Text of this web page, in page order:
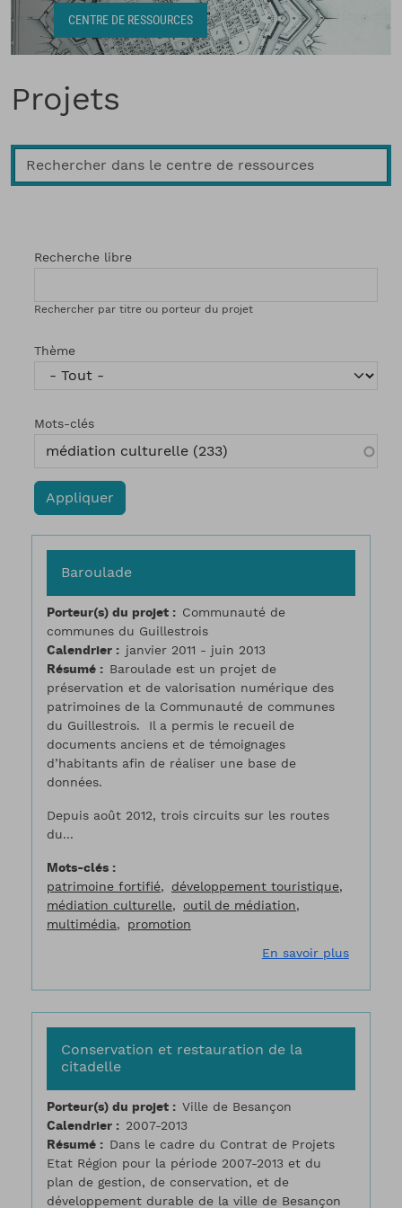
Fil d'Ariane
CENTRE DE RESSOURCES
Projets
Recherche libre
Rechercher par titre ou porteur du projet
Thème
Mots-clés
Baroulade
Porteur(s) du projet
Communauté de
communes du Guillestrois
Calendrier
janvier 2011 - juin 2013
Résumé
Baroulade est un projet de
préservation et de valorisation numérique des
patrimoines de la Communauté de communes
du Guillestrois. Il a permis le recueil de
documents anciens et de témoignages
d’habitants afin de réaliser une base de
données.
Depuis août 2012, trois circuits sur les routes
du...
Mots-clés
patrimoine fortifié
développement touristique
médiation culturelle
outil de médiation
multimédia
promotion
En savoir plussur
Conservation et restauration de la
citadelle
Porteur(s) du projet
Ville de Besançon
Calendrier
2007-2013
Résumé
Dans le cadre du Contrat de Projets
Etat Région pour la période 2007-2013 et du
plan de gestion, de conservation, et de
développement durable de la ville de Besançon